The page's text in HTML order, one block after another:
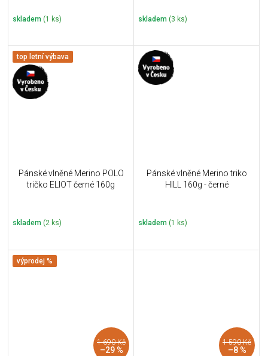
skladem (1 ks) skladem (3 ks)
top letní výbava
Pánské vlněné Merino POLO
tričko ELIOT černé 160g
skladem (2 ks)
Pánské vlněné Merino triko
HILL 160g - černé
skladem (1 ks)
výprodej %
1 690 Kč
–29 %
1 590 Kč
–8 %